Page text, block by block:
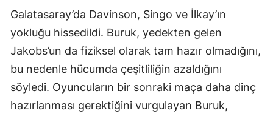
Galatasaray’da Davinson, Singo ve İlkay’ın
yokluğu hissedildi. Buruk, yedekten gelen
Jakobs’un da fiziksel olarak tam hazır olmadığını,
bu nedenle hücumda çeşitliliğin azaldığını
söyledi. Oyuncuların bir sonraki maça daha dinç
hazırlanması gerektiğini vurgulayan Buruk,